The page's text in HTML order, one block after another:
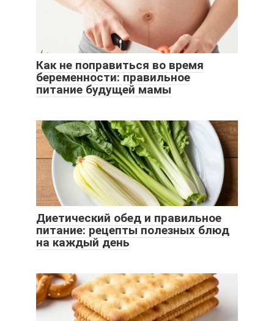
Как не поправиться во время
беременности: правильное
питание будущей мамы
Диетический обед и правильное
питание: рецепты полезных блюд
на каждый день